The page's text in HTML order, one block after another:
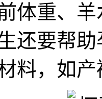
体重、
还要帮
料，如